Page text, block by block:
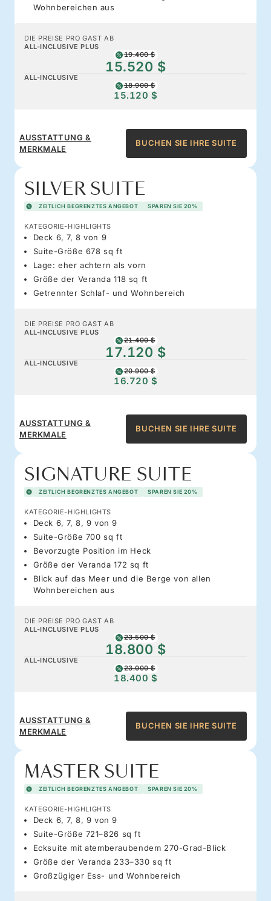
Wohnbereichen aus
DIE PREISE PRO GAST AB
ALL-INCLUSIVE PLUS
19.400 $
15.520 $
ALL-INCLUSIVE
18.900 $
15.120 $
AUSSTATTUNG &
MERKMALE
BUCHEN SIE IHRE SUITE
SILVER SUITE
ZEITLICH BEGRENZTES ANGEBOT SPAREN SIE 20%
KATEGORIE-HIGHLIGHTS
Deck 6, 7, 8 von 9
Suite-Größe 678 sq ft
Lage: eher achtern als vorn
Größe der Veranda 118 sq ft
Getrennter Schlaf- und Wohnbereich
DIE PREISE PRO GAST AB
ALL-INCLUSIVE PLUS
21.400 $
17.120 $
ALL-INCLUSIVE
20.900 $
16.720 $
AUSSTATTUNG &
MERKMALE
BUCHEN SIE IHRE SUITE
SIGNATURE SUITE
ZEITLICH BEGRENZTES ANGEBOT SPAREN SIE 20%
KATEGORIE-HIGHLIGHTS
Deck 6, 7, 8, 9 von 9
Suite-Größe 700 sq ft
Bevorzugte Position im Heck
Größe der Veranda 172 sq ft
Blick auf das Meer und die Berge von allen
Wohnbereichen aus
DIE PREISE PRO GAST AB
ALL-INCLUSIVE PLUS
23.500 $
18.800 $
ALL-INCLUSIVE
23.000 $
18.400 $
AUSSTATTUNG &
MERKMALE
BUCHEN SIE IHRE SUITE
MASTER SUITE
ZEITLICH BEGRENZTES ANGEBOT SPAREN SIE 20%
KATEGORIE-HIGHLIGHTS
Deck 6, 7, 8, 9 von 9
Suite-Größe 721–826 sq ft
Ecksuite mit atemberaubendem 270-Grad-Blick
Größe der Veranda 233–330 sq ft
Großzügiger Ess- und Wohnbereich